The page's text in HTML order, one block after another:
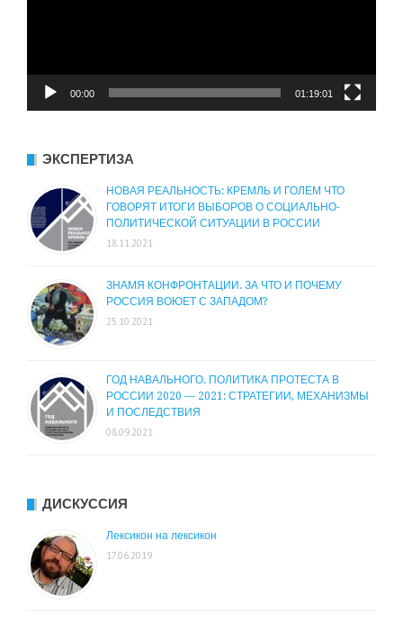
00:00 01:19:01
ЭКСПЕРТИЗА
НОВАЯ РЕАЛЬНОСТЬ: КРЕМЛЬ И ГОЛЕМ ЧТО
ГОВОРЯТ ИТОГИ ВЫБОРОВ О СОЦИАЛЬНО-
ПОЛИТИЧЕСКОЙ СИТУАЦИИ В РОССИИ
18.11.2021
ЗНАМЯ КОНФРОНТАЦИИ. ЗА ЧТО И ПОЧЕМУ
РОССИЯ ВОЮЕТ С ЗАПАДОМ?
25.10.2021
ГОД НАВАЛЬНОГО. ПОЛИТИКА ПРОТЕСТА В
РОССИИ 2020 — 2021: СТРАТЕГИИ, МЕХАНИЗМЫ
И ПОСЛЕДСТВИЯ
08.09.2021
ДИСКУССИЯ
Лексикон на лексикон
17.06.2019